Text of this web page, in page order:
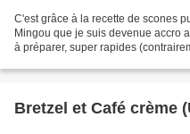
C'est grâce à la recette de scones
Mingou que je suis devenue accro
à préparer, super rapides
Bretzel et Café crème